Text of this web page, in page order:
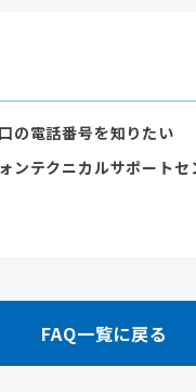
の電話番号を知りたい
ンテクニカルサポート
FAQ一覧に戻る